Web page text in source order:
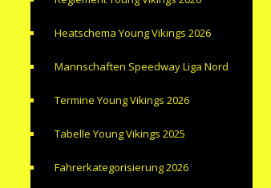
Heatschema Young Vikings 2026
Mannschaften Speedway Liga Nord
Termine Young Vikings 2026
Tabelle Young Vikings 2025
Fahrerkategorisierung 2026